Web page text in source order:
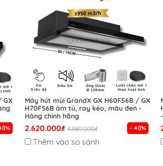
GX
Máy hút mùi GrandX GX H60F56B / GX
H70F56B âm tủ, ray kéo, màu đen -
Hàng chính hãng
2.620.000₫ 4.380.000₫ - 40%
Thêm vào so sánh